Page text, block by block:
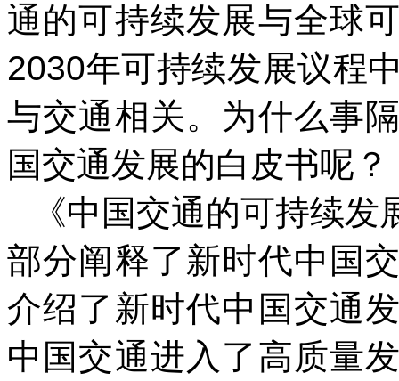
通的可持续发展与全球
2030年可持续发展议程
与交通相关。为什么事
国交通发展的白皮书呢？
《中国交通的可持续
部分阐释了新时代中国
介绍了新时代中国交通
中国交通进入了高质量